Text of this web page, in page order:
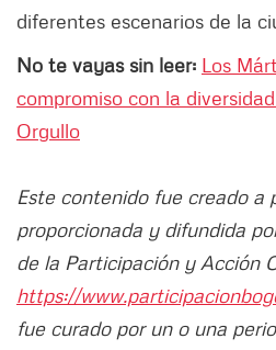
diferentes escenarios de la
No te vayas sin leer: Los
compromiso con la
Orgullo
Este contenido fue creado a
proporcionada y difundida
de la Participación y Acción
https://
fue curado por un o una